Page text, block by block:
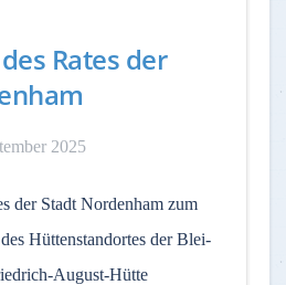
Rates der
2025
der Stadt Nordenham zum
Hüttenstandortes der Blei-
August-Hütte